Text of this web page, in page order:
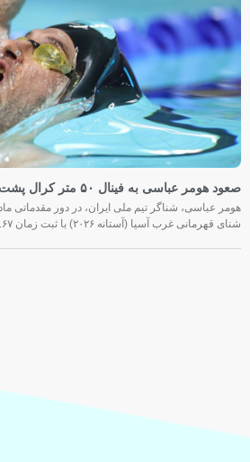
صعود هومر عباسی به فینال ۵۰ متر کرال پشت مسابقات غرب آسیا
شنای قهرمانی غرب آسیا (آستانه ۲۰۲۶) با ثبت زمان ۲۵.۶۷ ثانیه در جایگاه نخست قرار